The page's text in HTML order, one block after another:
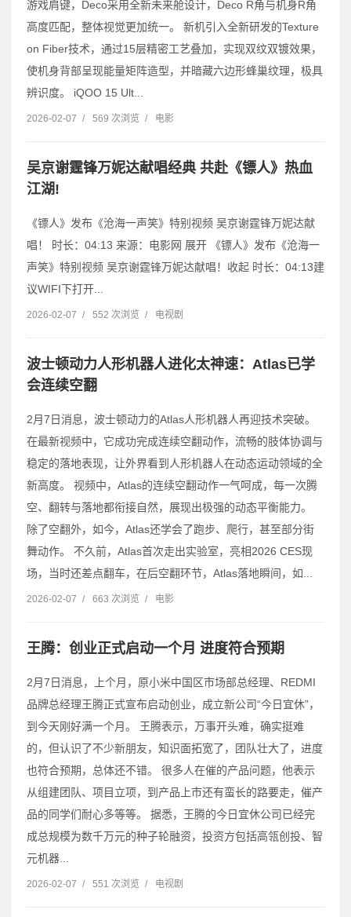
游戏肩键，Deco采用全新未来舱设计，Deco R角与机身R角
高度匹配，整体视觉更加统一。 新机引入全新研发的Texture
on Fiber技术，通过15层精密工艺叠加，实现双纹双镀效果，
使机身背部呈现能量矩阵造型，并暗藏六边形蜂巢纹理，极具
辨识度。 iQOO 15 Ult...
2026-02-07 / 569 次浏览 / 电影
吴京谢霆锋万妮达献唱经典 共赴《镖人》热血
江湖!
《镖人》发布《沧海一声笑》特别视频 吴京谢霆锋万妮达献
唱！ 时长：04:13 来源：电影网 展开 《镖人》发布《沧海一
声笑》特别视频 吴京谢霆锋万妮达献唱！收起 时长：04:13建
议WIFI下打开...
2026-02-07 / 552 次浏览 / 电视剧
波士顿动力人形机器人进化太神速：Atlas已学
会连续空翻
2月7日消息，波士顿动力的Atlas人形机器人再迎技术突破。
在最新视频中，它成功完成连续空翻动作，流畅的肢体协调与
稳定的落地表现，让外界看到人形机器人在动态运动领域的全
新高度。 视频中，Atlas的连续空翻动作一气呵成，每一次腾
空、翻转与落地都衔接自然，展现出极强的动态平衡能力。
除了空翻外，如今，Atlas还学会了跑步、爬行，甚至部分街
舞动作。 不久前，Atlas首次走出实验室，亮相2026 CES现
场，当时还差点翻车，在后空翻环节，Atlas落地瞬间，如...
2026-02-07 / 663 次浏览 / 电影
王腾：创业正式启动一个月 进度符合预期
2月7日消息，上个月，原小米中国区市场部总经理、REDMI
品牌总经理王腾正式宣布启动创业，成立新公司“今日宜休”，
到今天刚好满一个月。 王腾表示，万事开头难，确实挺难
的，但认识了不少新朋友，知识面拓宽了，团队壮大了，进度
也符合预期，总体还不错。 很多人在催的产品问题，他表示
从组建团队、项目立项，到产品上市还有蛮长的路要走，催产
品的同学们耐心多等等。 据悉，王腾的今日宜休公司已经完
成总规模为数千万元的种子轮融资，投资方包括高瓴创投、智
元机器...
2026-02-07 / 551 次浏览 / 电视剧